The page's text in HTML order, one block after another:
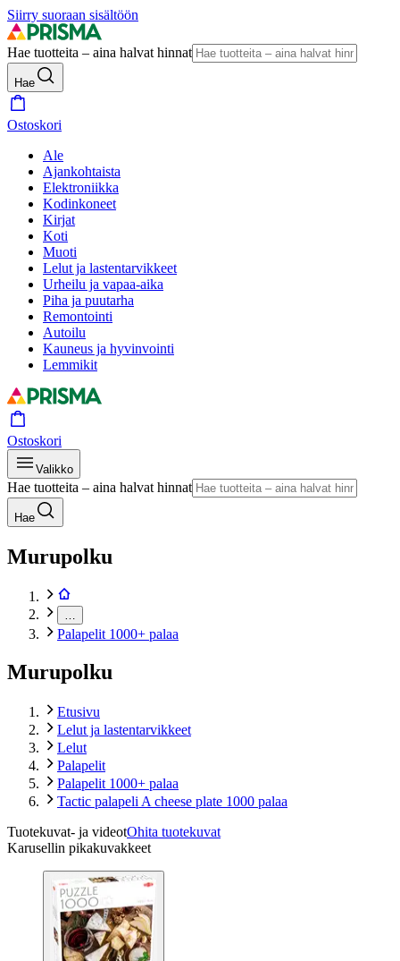
Siirry suoraan sisältöön
Hae tuotteita – aina halvat hinnat
Hae
Ostoskori
Ale
Ajankohtaista
Elektroniikka
Kodinkoneet
Kirjat
Koti
Muoti
Lelut ja lastentarvikkeet
Urheilu ja vapaa-aika
Piha ja puutarha
Remontointi
Autoilu
Kauneus ja hyvinvointi
Lemmikit
Ostoskori
Valikko
Hae tuotteita – aina halvat hinnat
Hae
Murupolku
Palapelit 1000+ palaa
Murupolku
Etusivu
Lelut ja lastentarvikkeet
Lelut
Palapelit
Palapelit 1000+ palaa
Tactic palapeli A cheese plate 1000 palaa
Tuotekuvat- ja videotOhita tuotekuvat
Karusellin pikakuvakkeet